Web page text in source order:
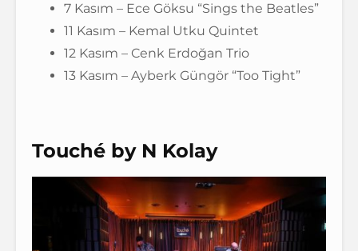
7 Kasım – Ece Göksu “Sings the Beatles”
11 Kasım – Kemal Utku Quintet
12 Kasım – Cenk Erdoğan Trio
13 Kasım – Ayberk Güngör “Too Tight”
Touché by N Kolay